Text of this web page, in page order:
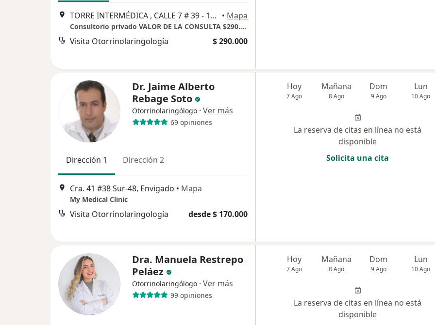
TORRE INTERMÉDICA , CALLE 7 # 39 - 197 , CONSULTORIO 1602 , POBLADO CITAS POR TELEFONO Y POR WHATSAPP, Medellín • Mapa
Consultorio privado VALOR DE LA CONSULTA $290.000 POBLADO MEDELLIN
Visita Otorrinolaringología $ 290.000
Dr. Jaime Alberto
Rebage Soto
Otorrinolaringólogo · Ver más
69 opiniones
Dirección 1 Dirección 2
Cra. 41 #38 Sur-48, Envigado • Mapa
My Medical Clinic
Visita Otorrinolaringología desde $ 170.000
Hoy
7 Ago
Mañana
8 Ago
Dom
9 Ago
Lun
10 Ago
La reserva de citas en línea no está
disponible
Solicita una cita
Dra. Manuela Restrepo
Peláez
Otorrinolaringólogo · Ver más
99 opiniones
Hoy
7 Ago
Mañana
8 Ago
Dom
9 Ago
Lun
10 Ago
La reserva de citas en línea no está
disponible